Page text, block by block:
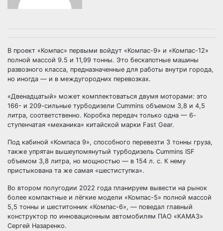
В проект «Компас» первыми войдут «Компас-9» и «Компас-12»
полной массой 9.5 и 11,99 тонны. Это бескапотные машины
развозного класса, предназначенные для работы внутри города,
но иногда — и в междугородних перевозках.
«Двенадцатый» может комплектоваться двумя моторами: это
166- и 209-сильные турбодизели Cummins объемом 3,8 и 4,5
литра, соответственно. Коробка передач только одна — 6-
ступенчатая «механика» китайской марки Fast Gear.
Под кабиной «Компаса 9», способного перевезти 3 тонны груза,
также упрятан вышеупомянутый турбодизель Cummins ISF
объемом 3,8 литра, но мощностью — в 154 л. с. К нему
пристыкована та же самая «шестиступка».
Во втором полугодии 2022 года планируем вывести на рынок
более компактные и лёгкие модели «Компас-5» полной массой
5,5 тонны и шеститонник «Компас-6», — поведал главный
конструктор по инновационным автомобилям ПАО «КАМАЗ»
Сергей Назаренко.